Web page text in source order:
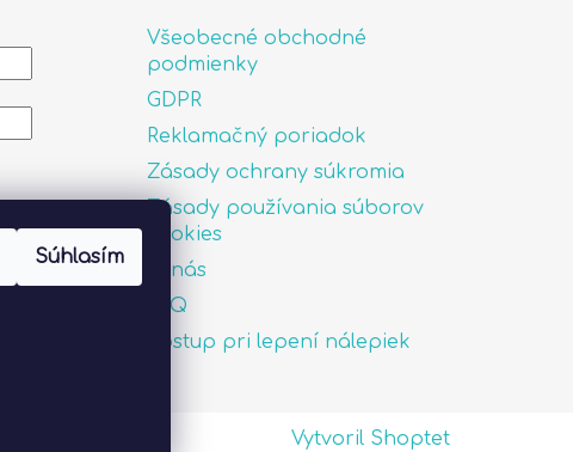
Súhlasím
Všeobecné obchodné
podmienky
GDPR
Reklamačný poriadok
Zásady ochrany súkromia
Zásady používania súborov
cookies
O nás
FAQ
Postup pri lepení nálepiek
Vytvoril Shoptet